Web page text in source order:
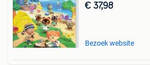
€ 37,98
Bezoek website